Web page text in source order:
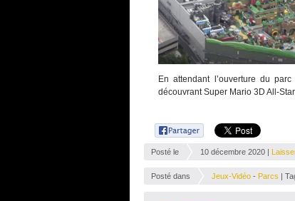
En attendant l’ouverture du
découvrant Super Mario 3D All-
Posté le 10 décembre 2020 |
Posté dans Jeux-Vidéo - Parcs |